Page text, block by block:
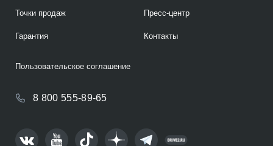
Точки продаж
Гарантия
Пресс-центр
Контакты
8 800 555-89-65
Пользовательское соглашение